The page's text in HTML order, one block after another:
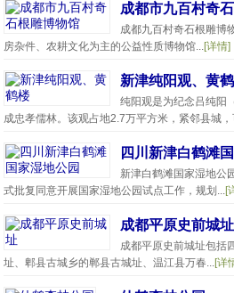
成都市九百村奇
成都九百村奇石根雕博
房杂件、农耕文化为主的公益性质博物馆...[详情]
新津纯阳观、黄
纯阳观是为纪念吕纯阳
成忠孝儒林。该观占地2.7万平方米，紧邻县城，
四川新津白鹤滩
新津白鹤滩国家湿地公
式批复同意开展国家湿地公园试点工作，规划...[
成都平原史前城址
成都平原史前城址包括
址、郫县古城乡的郸县古城址、温江县万春...[详